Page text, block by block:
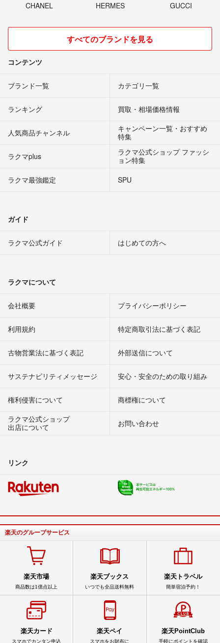
CHANEL HERMES GUCCI
すべてのブランドを見る
コンテンツ
ブランド一覧 カテゴリ一覧
ランキング 買取・相場価格情報
人気商品チャンネル
キャンペーン一覧・おすすめ
特集
ラクマplus
ラクマ公式ショップ ファッシ
ョン特集
ラクマ最強鑑定
SPU
ガイド
ラクマ公式ガイド はじめての方へ
ラクマについて
会社概要 プライバシーポリシー
利用規約 特定商取引法に基づく表記
古物営業法に基づく表記 外部送信について
サステナビリティメッセージ 安心・安全のための取り組み
権利侵害について
商標権について
ラクマ公式ショップ
出店について
お問い合わせ
リンク
楽天のグループサービス
楽天市場
商品数は1億点以上
楽天ブックス
いつでも全品送料無料
楽天トラベル
簡単宿泊予約！
楽天カード
スマホでカンタン申込
楽天ペイ
スマホをお財布に
楽天PointClub
手軽にポイントを確認